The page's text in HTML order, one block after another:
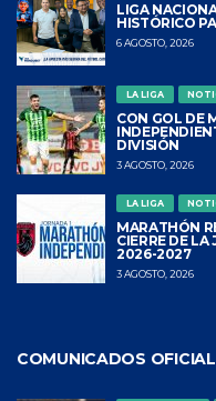
LIGA
HISTÓRICO
6 AGOSTO, 2026
LA LIGA
CON GOL DE
DIVISIÓN
3 AGOSTO, 2026
LA LIGA
MARATHÓN
CIERRE DE
2026-2027
3 AGOSTO, 2026
COMUNICADOS